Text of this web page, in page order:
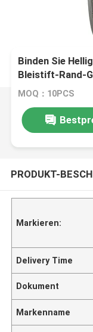
Binden Sie
Bleistift-Rand-
fehlerlose
MOQ：10PCS
PRODUKT-
Markieren:
Delivery Time
Dokument
Markenname